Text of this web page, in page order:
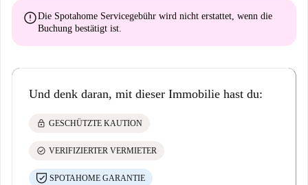
errorDie Spotahome Servicegebühr wird nicht erstattet, wenn die
Buchung bestätigt ist.
Und denk daran, mit dieser Immobilie hast du:
lock GESCHÜTZTE KAUTION
check_circle VERIFIZIERTER VERMIETER
SPOTAHOME GARANTIE